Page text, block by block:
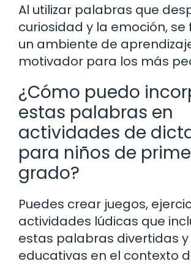
Al utilizar palabras que
curiosidad y la emoción,
un ambiente de
motivador para los más
¿Cómo puedo
estas palabras en
actividades de
para niños de
grado?
Puedes crear juegos,
actividades lúdicas que
estas palabras divertidas y
educativas en el contexto